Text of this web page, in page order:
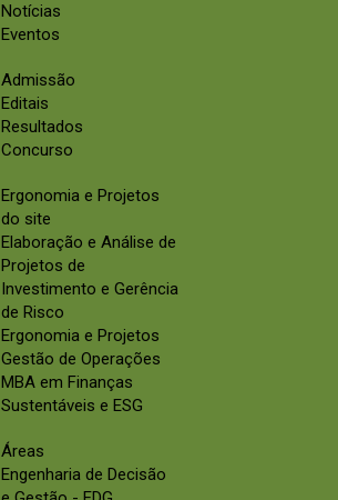
Notícias
Eventos
Admissão
Editais
Resultados
Concurso
Ergonomia e Projetos
do site
Elaboração e Análise de
Projetos de
Investimento e Gerência
de Risco
Ergonomia e Projetos
Gestão de Operações
MBA em Finanças
Sustentáveis e ESG
Áreas
Engenharia de Decisão